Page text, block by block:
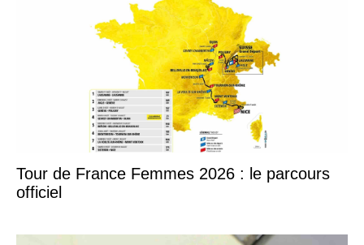
Tour de France Femmes 2026 : le parcours
officiel